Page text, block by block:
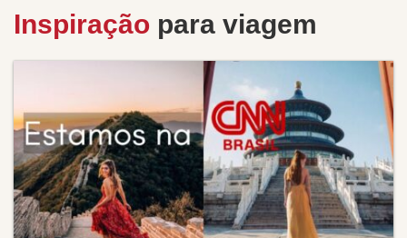
Inspiração para viagem